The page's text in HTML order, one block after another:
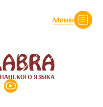
Меню
Закрыть